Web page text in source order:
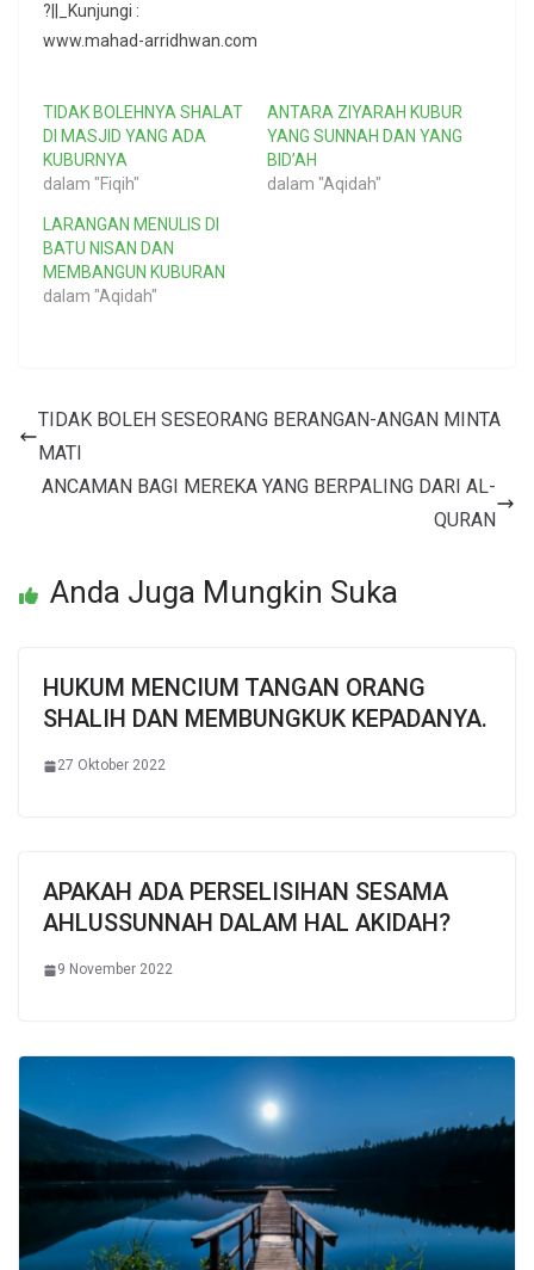
?||_Kunjungi :
www.mahad-arridhwan.com
TIDAK BOLEHNYA SHALAT
DI MASJID YANG ADA
KUBURNYA
dalam "Fiqih"
ANTARA ZIYARAH KUBUR
YANG SUNNAH DAN YANG
BID’AH
dalam "Aqidah"
LARANGAN MENULIS DI
BATU NISAN DAN
MEMBANGUN KUBURAN
dalam "Aqidah"
TIDAK BOLEH SESEORANG BERANGAN-ANGAN MINTA
MATI
ANCAMAN BAGI MEREKA YANG BERPALING DARI AL-
QURAN
Anda Juga Mungkin Suka
HUKUM MENCIUM TANGAN ORANG
SHALIH DAN MEMBUNGKUK KEPADANYA.
27 Oktober 2022
APAKAH ADA PERSELISIHAN SESAMA
AHLUSSUNNAH DALAM HAL AKIDAH?
9 November 2022